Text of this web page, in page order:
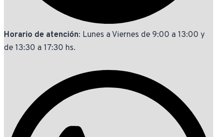
Horario de atención: Lunes a Viernes de 9:00 a 13:00 y
de 13:30 a 17:30 hs.